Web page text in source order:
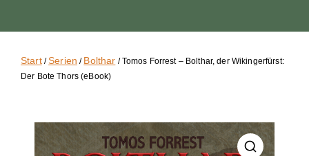
Start/Serien / Bolthar / Tomos Forrest – Bolthar, der Wikingerfürst:
Der Bote Thors (eBook)